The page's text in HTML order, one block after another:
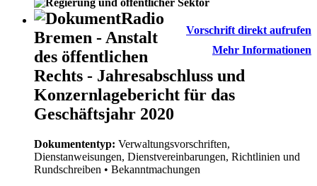
Vorschrift direkt aufrufen
Mehr Informationen
Radio
Bremen - Anstalt
des öffentlichen
Rechts - Jahresabschluss und
Konzernlagebericht für das
Geschäftsjahr 2020
Dokumententyp: Verwaltungsvorschriften,
Dienstanweisungen, Dienstvereinbarungen, Richtlinien und
Rundschreiben • Bekanntmachungen